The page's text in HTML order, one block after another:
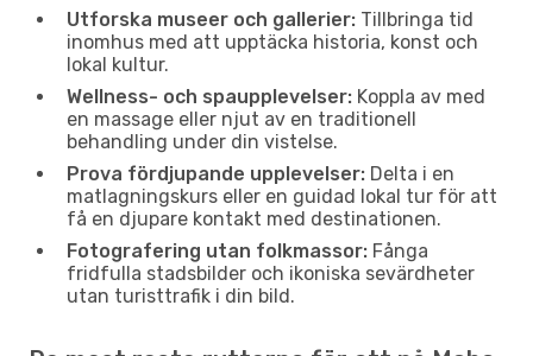
Utforska museer och gallerier: Tillbringa tid
inomhus med att upptäcka historia, konst och
lokal kultur.
Wellness- och spaupplevelser: Koppla av med
en massage eller njut av en traditionell
behandling under din vistelse.
Prova fördjupande upplevelser: Delta i en
matlagningskurs eller en guidad lokal tur för att
få en djupare kontakt med destinationen.
Fotografering utan folkmassor: Fånga
fridfulla stadsbilder och ikoniska sevärdheter
utan turisttrafik i din bild.